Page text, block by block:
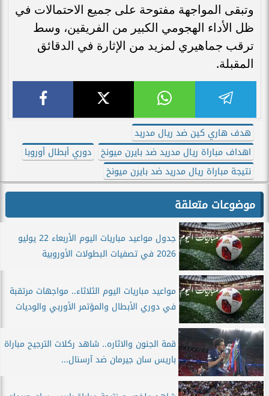
وتبقى المواجهة مفتوحة على جميع الاحتمالات في
ظل الأداء الهجومي الكبير من الفريقين، وسط
ترقب جماهيري لمزيد من الإثارة في الدقائق
المقبلة.
هدف هاري كين ضد ريال مدريد
اهداف مباراة ريال مدريد ضد بايرن ميونخ
دوري أبطال أوروبا
نتيجة مباراة ريال مدريد ضد بايرن ميونخ
موضوعات متعلقة
جدول مواعيد مباريات اليوم الأربعاء 22 يوليو
2026 في تصفيات البطولات الأوروبية
مواعيد مباريات اليوم الثلاثاء.. مواجهات مرتقبة
في دوري الأبطال والمؤتمر الأوربي والوديات
قمة الجنون والاثاره.. شاهد ركلات الترجيح مباراة
باريس سان جيرمان ضد آرسنال...